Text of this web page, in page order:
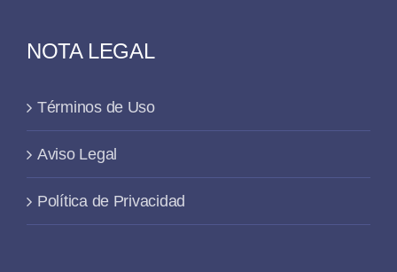
NOTA LEGAL
Términos de Uso
Aviso Legal
Política de Privacidad